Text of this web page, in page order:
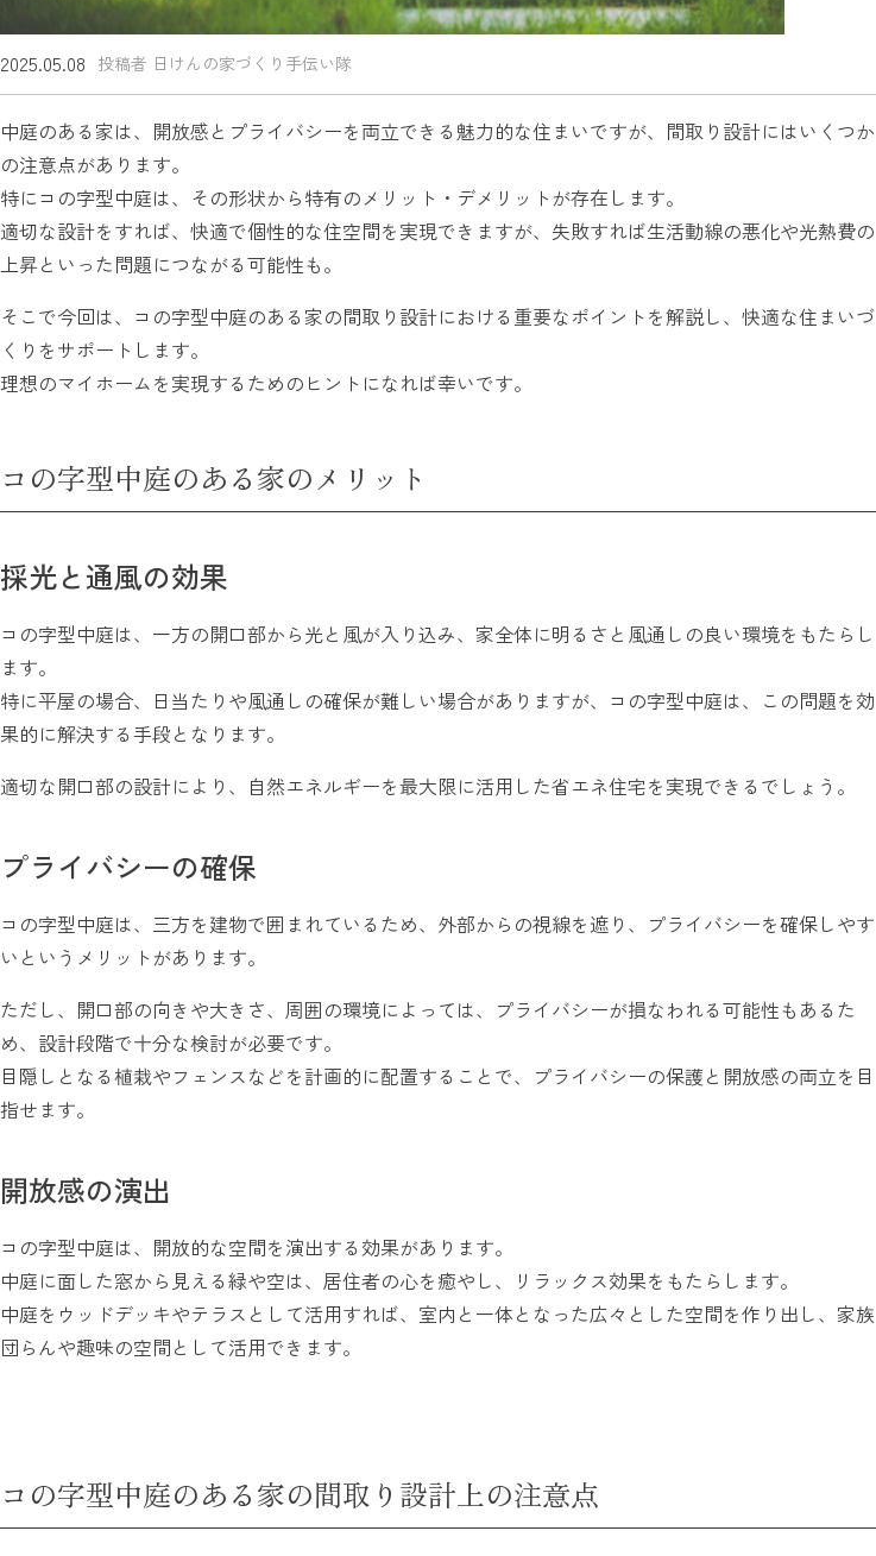
2025.05.08 投稿者 日けんの家づくり手伝い隊
中庭のある家は、開放感とプライバシーを両立できる魅力的な住まいですが、間取り設計にはいくつか
の注意点があります。
特にコの字型中庭は、その形状から特有のメリット・デメリットが存在します。
適切な設計をすれば、快適で個性的な住空間を実現できますが、失敗すれば生活動線の悪化や光熱費の
上昇といった問題につながる可能性も。
そこで今回は、コの字型中庭のある家の間取り設計における重要なポイントを解説し、快適な住まいづ
くりをサポートします。
理想のマイホームを実現するためのヒントになれば幸いです。
コの字型中庭のある家のメリット
採光と通風の効果
コの字型中庭は、一方の開口部から光と風が入り込み、家全体に明るさと風通しの良い環境をもたらし
ます。
特に平屋の場合、日当たりや風通しの確保が難しい場合がありますが、コの字型中庭は、この問題を効
果的に解決する手段となります。
適切な開口部の設計により、自然エネルギーを最大限に活用した省エネ住宅を実現できるでしょう。
プライバシーの確保
コの字型中庭は、三方を建物で囲まれているため、外部からの視線を遮り、プライバシーを確保しやす
いというメリットがあります。
ただし、開口部の向きや大きさ、周囲の環境によっては、プライバシーが損なわれる可能性もあるた
め、設計段階で十分な検討が必要です。
目隠しとなる植栽やフェンスなどを計画的に配置することで、プライバシーの保護と開放感の両立を目
指せます。
開放感の演出
コの字型中庭は、開放的な空間を演出する効果があります。
中庭に面した窓から見える緑や空は、居住者の心を癒やし、リラックス効果をもたらします。
中庭をウッドデッキやテラスとして活用すれば、室内と一体となった広々とした空間を作り出し、家族
団らんや趣味の空間として活用できます。
コの字型中庭のある家の間取り設計上の注意点